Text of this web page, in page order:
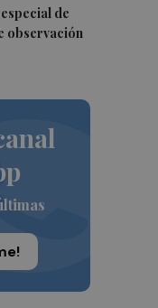
de
observación